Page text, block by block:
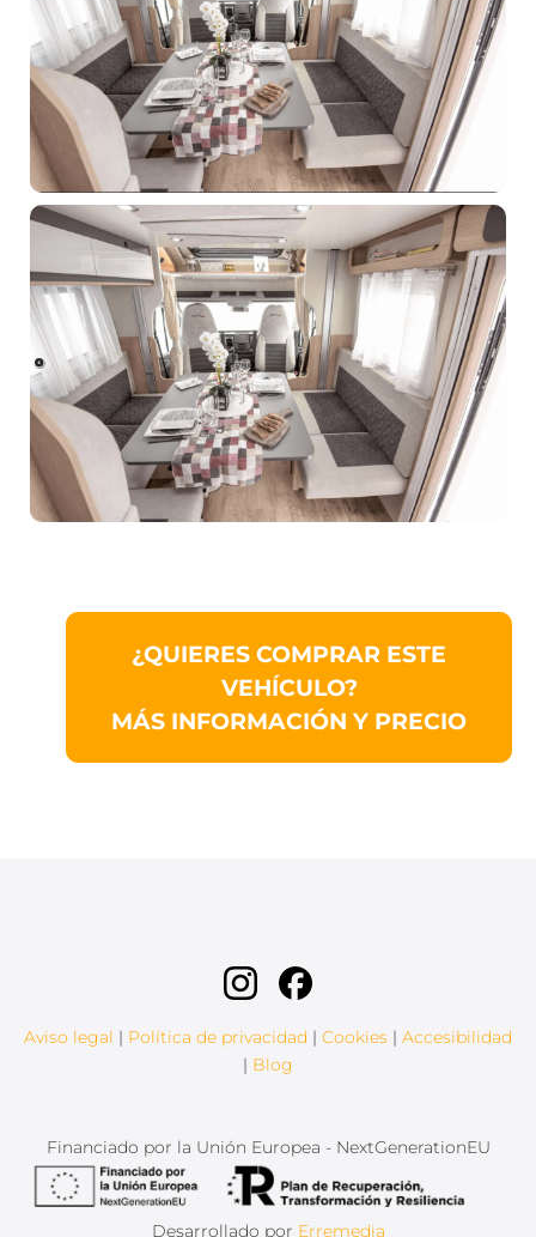
¿QUIERES COMPRAR ESTE
VEHÍCULO?
MÁS INFORMACIÓN Y PRECIO
Aviso legal | Política de privacidad | Cookies | Accesibilidad
| Blog
Financiado por la Unión Europea - NextGenerationEU
Desarrollado por Erremedia